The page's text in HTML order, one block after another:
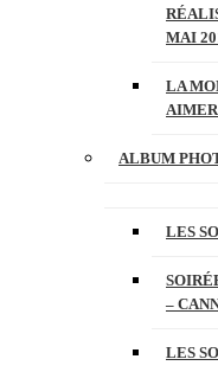
MAI
LA
ALBUM
LES
–
LES